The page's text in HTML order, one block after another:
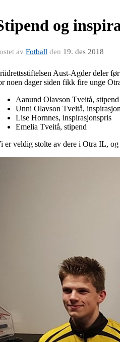
og
av Fotball den 19. des 2018
Aust-Agder deler
noen dager siden fikk fire unge
Aanund Olavson Tveitå, stipend
Unni Olavson Tveitå,
Lise Hornnes, inspirasjonspris
Emelia Tveitå, stipend
er veldig stolte av dere i Otra IL,